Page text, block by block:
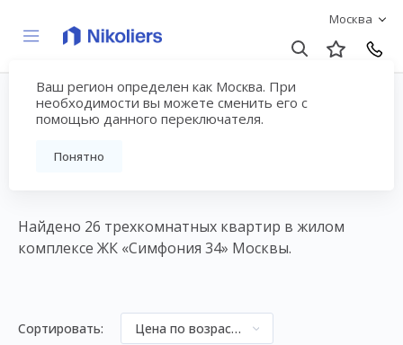
Москва
Ваш регион определен как Москва. При
необходимости вы можете сменить его с
помощью данного переключателя.
Понятно
3-комнатные квартиры
в ЖК ЖК «Симфония
Найдено 26 трехкомнатных квартир в жилом
комплексе ЖК «Симфония 34» Москвы.
Сортировать: Цена по возрастанию